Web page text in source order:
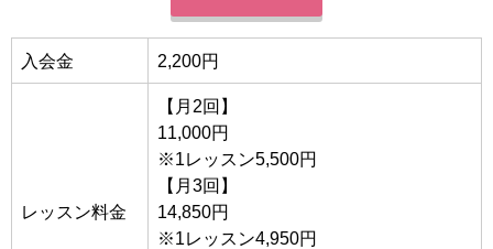
入会金 2,200円
レッスン料金
【月2回】
11,000円
※1レッスン5,500円
【月3回】
14,850円
※1レッスン4,950円